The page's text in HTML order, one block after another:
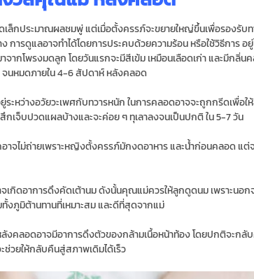
เล็กประมาณผลชมพู่ แต่เมื่อตั้งครรภ์จะขยายใหญ่ขึ้นเพื่อรองรับ
การดูแลอาจทําได้โดยการประคบด้วยความร้อน หรือใช้วิธีการ อ
ากโพรงมดลูก โดยวันแรกจะมีสีเข้ม เหมือนเลือดเก่า และมีกลิ่
จนหมดภายใน 4-6 สัปดาห์ หลังคลอด
ระหว่างอวัยวะเพศกับทวารหนัก ในการคลอดอาจจะถูกกรีดเพื่อ
กเจ็บปวดแผลบ้างและจะค่อย ๆ ทุเลาลงจนเป็นปกติ ใน 5-7 วัน
าจไม่ถ่ายเพราะหญิงตั้งครรภ์มักงดอาหาร และน้ําก่อนคลอด แต่
เกิดอาการดึงคัดเต้านม ดังนั้นคุณแม่ควรให้ลูกดูดนม เพราะนอ
งภูมิต้านทานที่เหมาะสม และดีที่สุดจากแม่
งคลอดอาจมีอาการดึงตัวของกล้ามเนื้อหน้าท้อง โดยปกติจะก
ช่วยให้กลับคืนสู่สภาพเดิมได้เร็ว